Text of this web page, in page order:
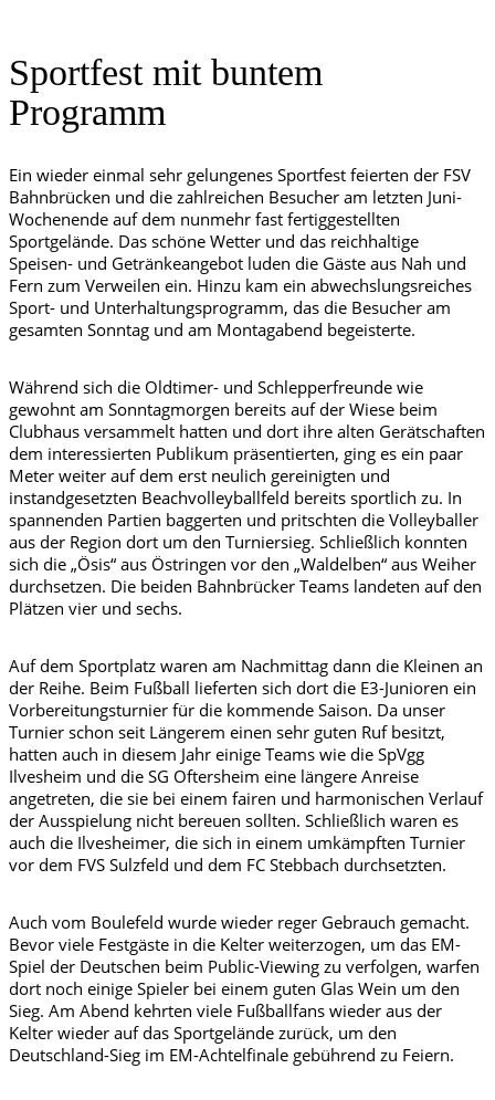
Sportfest mit buntem
Programm
Ein wieder einmal sehr gelungenes Sportfest feierten der FSV
Bahnbrücken und die zahlreichen Besucher am letzten Juni-
Wochenende auf dem nunmehr fast fertiggestellten
Sportgelände. Das schöne Wetter und das reichhaltige
Speisen- und Getränkeangebot luden die Gäste aus Nah und
Fern zum Verweilen ein. Hinzu kam ein abwechslungsreiches
Sport- und Unterhaltungsprogramm, das die Besucher am
gesamten Sonntag und am Montagabend begeisterte.
Während sich die Oldtimer- und Schlepperfreunde wie
gewohnt am Sonntagmorgen bereits auf der Wiese beim
Clubhaus versammelt hatten und dort ihre alten Gerätschaften
dem interessierten Publikum präsentierten, ging es ein paar
Meter weiter auf dem erst neulich gereinigten und
instandgesetzten Beachvolleyballfeld bereits sportlich zu. In
spannenden Partien baggerten und pritschten die Volleyballer
aus der Region dort um den Turniersieg. Schließlich konnten
sich die „Ösis“ aus Östringen vor den „Waldelben“ aus Weiher
durchsetzen. Die beiden Bahnbrücker Teams landeten auf den
Plätzen vier und sechs.
Auf dem Sportplatz waren am Nachmittag dann die Kleinen an
der Reihe. Beim Fußball lieferten sich dort die E3-Junioren ein
Vorbereitungsturnier für die kommende Saison. Da unser
Turnier schon seit Längerem einen sehr guten Ruf besitzt,
hatten auch in diesem Jahr einige Teams wie die SpVgg
Ilvesheim und die SG Oftersheim eine längere Anreise
angetreten, die sie bei einem fairen und harmonischen Verlauf
der Ausspielung nicht bereuen sollten. Schließlich waren es
auch die Ilvesheimer, die sich in einem umkämpften Turnier
vor dem FVS Sulzfeld und dem FC Stebbach durchsetzten.
Auch vom Boulefeld wurde wieder reger Gebrauch gemacht.
Bevor viele Festgäste in die Kelter weiterzogen, um das EM-
Spiel der Deutschen beim Public-Viewing zu verfolgen, warfen
dort noch einige Spieler bei einem guten Glas Wein um den
Sieg. Am Abend kehrten viele Fußballfans wieder aus der
Kelter wieder auf das Sportgelände zurück, um den
Deutschland-Sieg im EM-Achtelfinale gebührend zu Feiern.